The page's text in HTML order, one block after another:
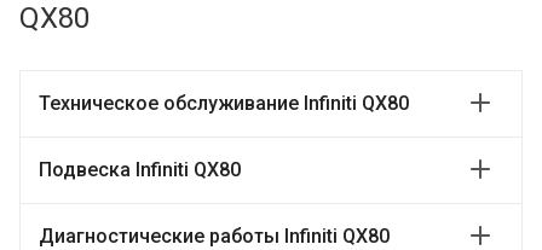
QX80
Техническое обслуживание Infiniti QX80
Подвеска Infiniti QX80
Диагностические работы Infiniti QX80